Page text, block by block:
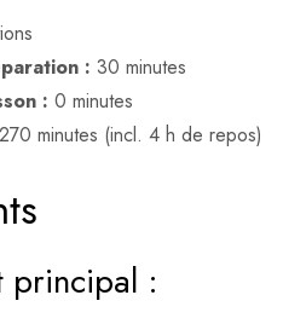
: 30 minutes
: 0 minutes
270 minutes (incl. 4 h de repos)
principal :